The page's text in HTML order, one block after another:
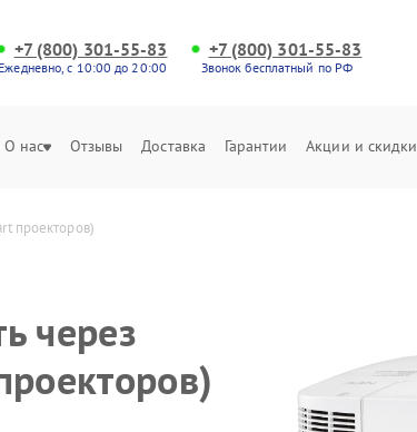
+7 (800) 301-55-83
Ежедневно, с 10:00 до 20:00
+7 (800) 301-55-83
Звонок бесплатный по РФ
О нас Отзывы Доставка Гарантии Акции и скидки
проекторов)
через